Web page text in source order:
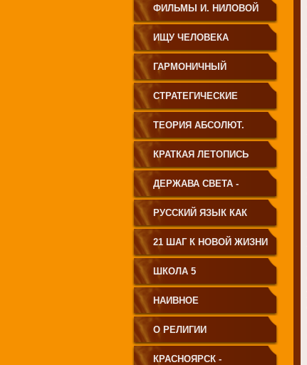
ФИЛЬМЫ И. НИЛОВОЙ
ИЩУ ЧЕЛОВЕКА
ГАРМОНИЧНЫЙ
ЧЕЛОВЕК
СТРАТЕГИЧЕСКИЕ
ЧЕРТЫ УКЛАДА
ГОСУДАРСТВА
ПРИНЦИПИАЛЬНО
НОВОГО ТИПА
ТЕОРИЯ АБСОЛЮТ.
СВЕТА
КРАТКАЯ ЛЕТОПИСЬ
ЧЕЛОВЕЧЕСТВА
ДЕРЖАВА СВЕТА -
ВЕНЕЦ ЧЕЛОВЕЧЕСТВА
РУССКИЙ ЯЗЫК КАК
ЧАСТЬ МАТРИЦЫ
ТВОРЕНИЯ
21 ШАГ К НОВОЙ ЖИЗНИ
ШКОЛА 5
НАИВНОЕ
СВЕТОПРЕДСТАВЛЕНИЕ
О РЕЛИГИИ
КРАСНОЯРСК -